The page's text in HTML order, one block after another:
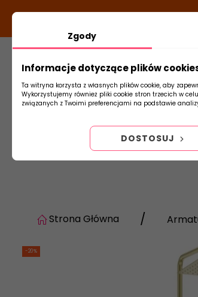
DODATKOWY RABAT Z KODEM:
Strona Główna
-20%
Zgody
Informacje dotyczące plików
Ta witryna korzysta z własnych plików cookie, aby
Wykorzystujemy również pliki cookie stron trzecich w
związanych z Twoimi preferencjami na podstawie
DOSTOSUJ